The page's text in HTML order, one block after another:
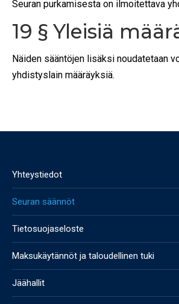
Seuran purkamisesta on ilmoitettava
19 § Yleisiä
Näiden sääntöjen lisäksi noudatetaan
yhdistyslain määräyksiä.
Yhteystiedot
Seuran säännöt
Tietosuojaseloste
Maksukäytännöt ja taloudellinen tuki
Jäähallit